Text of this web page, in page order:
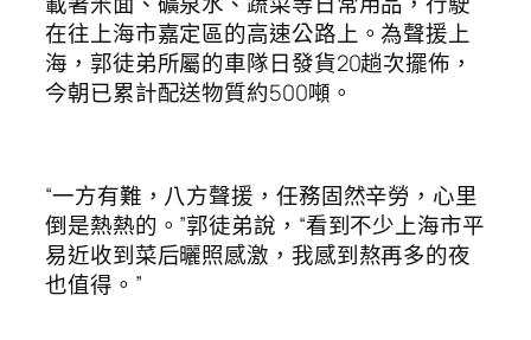
在往上海市嘉定區的高速公路上。為聲援上
海，郭徒弟所屬的車隊日發貨20趟次擺佈，
今朝已累計配送物質約500噸。
“一方有難，八方聲援，任務固然辛勞，心里
倒是熱熱的。”郭徒弟說，“看到不少上海市平
易近收到菜后曬照感激，我感到熬再多的夜
也值得。”